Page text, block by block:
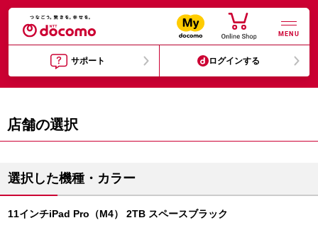
MENU
サポート ログインする
店舗の選択
選択した機種・カラー
11インチiPad Pro（M4） 2TB スペースブラック